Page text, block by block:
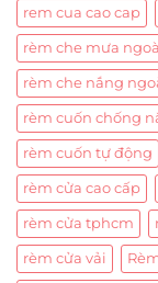
rem cua cao cap
rèm che mưa
rèm che nắng
rèm cuốn chống
rèm cuốn tự động
rèm cửa cao cấp
rèm cửa tphcm
rèm cửa vải